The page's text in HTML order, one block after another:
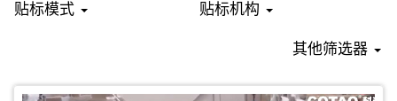
贴标模式 贴标机构
其他筛选器